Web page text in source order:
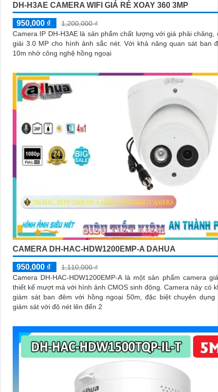
DH-H3AE CAMERA WIFI GIÁ RẺ XOAY 360 3MP
950,000 ₫
1,200,000 ₫
Camera IP DH-H3AE là sản phẩm chất lượng với giá phải chăng,
giải 3.0 MP cho hình ảnh sắc nét. Với khả năng quan sát ban
10m nhờ công nghệ hồng ngoại
CAMERA DH-HAC-HDW1200EMP-A DAHUA
950,000 ₫
1,110,000 ₫
Camera DH-HAC-HDW1200EMP-A là một sản phẩm camera
thiết kế mượt mà với hình ảnh CMOS sinh động. Camera này có khả năng
giám sát ban đêm với hồng ngoại 50m, đặc biệt chuyên dụng
giám sát với độ nét lên đến 2